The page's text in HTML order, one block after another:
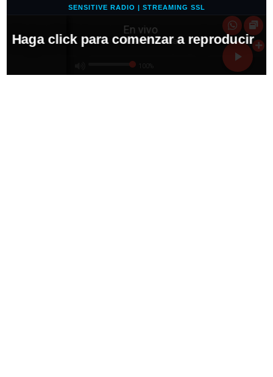
SENSITIVE RADIO | STREAMING SSL
Haga click para comenzar a reproducir
En vivo
Buena Música!